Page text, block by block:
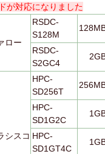
が対応になりました
ロー
RSDC-
S128M
RSDC-
S2GC4
シスコ
HPC-
SD256T
HPC-
SD1G2C
HPC-
SD1GT4C